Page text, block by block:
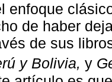
enfoque
de haber
de sus
y Bolivia, y